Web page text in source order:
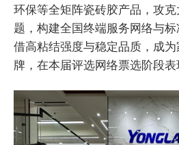
环保等全矩阵瓷砖胶产品，攻
题，构建全国终端服务网络与
借高粘结强度与稳定品质，成
牌，在本届评选网络票选阶段表